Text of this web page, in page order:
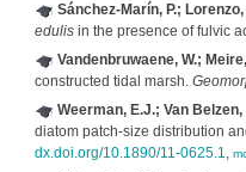
Sánchez-Marín, P.;
edulisin the presence of fulvic
Vandenbruwaene, W.;
constructed tidal marsh.
Weerman, E.J.; Van
diatom patch-size distribution
dx.doi.org/10.1890/11-0625.1,